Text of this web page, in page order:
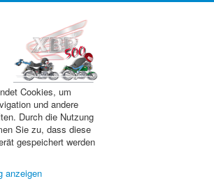
Cookies, um
und andere
Durch die Nutzung
Sie zu, dass diese
gespeichert werden
anzeigen